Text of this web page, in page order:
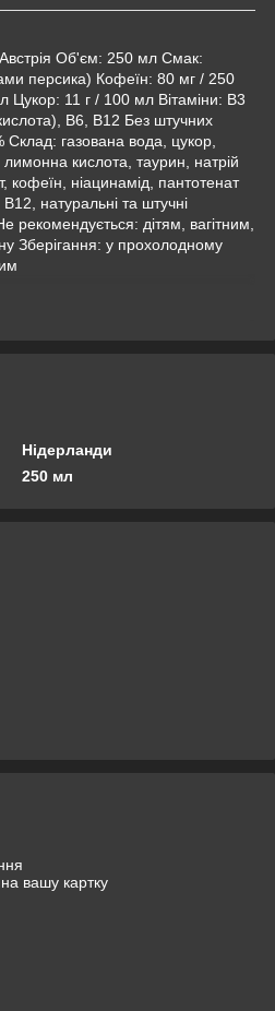
Об'єм: 250 мл Смак:
персика) Кофеїн: 80 мг / 250
11 г / 100 мл Вітаміни: B3
B6, B12 Без штучних
Склад: газована вода, цукор,
кислота, таурин, натрій
кофеїн, ніацинамід, пантотенат
B12, натуральні та штучні
рекомендується: дітям, вагітним,
Зберігання: у прохолодному
Нідерланди
250 мл
вашу картку